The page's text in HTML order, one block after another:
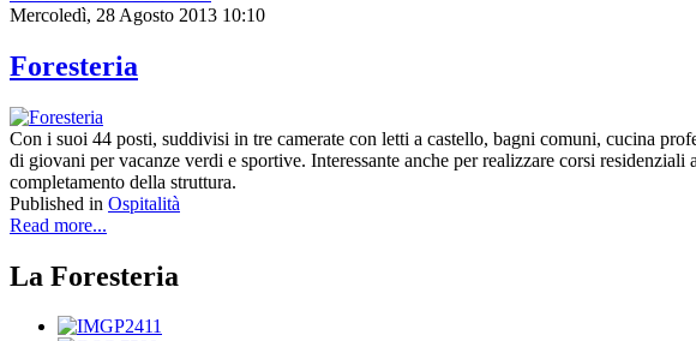
Mercoledì, 28 Agosto 2013 10:10
Foresteria
Con i suoi 44 posti, suddivisi in tre camerate con letti a castello, bagni comuni, cucina
di giovani per vacanze verdi e sportive. Interessante anche per realizzare corsi
completamento della struttura.
Published in Ospitalità
Read more...
La Foresteria